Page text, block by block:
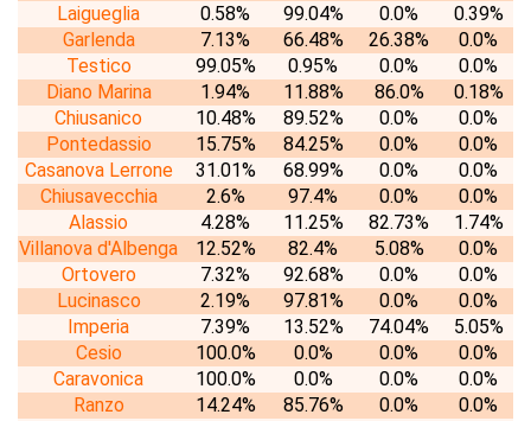
Laigueglia
0.58% 99.04% 0.0%
0.39%
Garlenda
7.13% 66.48% 26.38%
0.0%
Testico
99.05% 0.95% 0.0%
0.0%
Diano Marina
1.94% 11.88% 86.0%
0.18%
Chiusanico
10.48% 89.52% 0.0%
0.0%
Pontedassio
15.75% 84.25% 0.0%
0.0%
Casanova Lerrone
31.01% 68.99% 0.0%
0.0%
Chiusavecchia
2.6% 97.4% 0.0%
0.0%
Alassio
4.28% 11.25% 82.73%
1.74%
Villanova d'Albenga
12.52% 82.4% 5.08%
0.0%
Ortovero
7.32% 92.68% 0.0%
0.0%
Lucinasco
2.19% 97.81% 0.0%
0.0%
Imperia
7.39% 13.52% 74.04%
5.05%
Cesio
100.0% 0.0% 0.0%
0.0%
Caravonica
100.0% 0.0% 0.0%
0.0%
Ranzo
14.24% 85.76% 0.0%
0.0%